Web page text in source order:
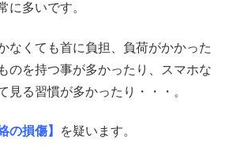
に多いです。
なくても首に負担、負荷がかかった
のを持つ事が多かったり、スマホな
見る習慣が多かったり・・・。
の損傷】 を疑います。